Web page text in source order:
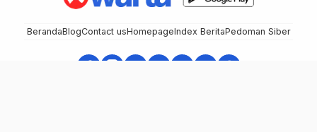
BerandaBlogContact usHomepageIndex BeritaPedoman Siber